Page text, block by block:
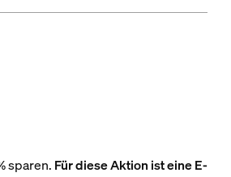
sparen. Für diese Aktion ist eine E-